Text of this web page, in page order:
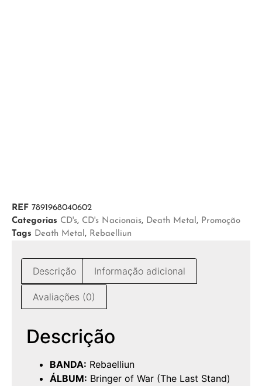
REF 7891968040602
Categorias CD's, CD's Nacionais, Death Metal, Promoção
Tags Death Metal, Rebaelliun
Descrição Informação adicional
Avaliações (0)
Descrição
BANDA: Rebaelliun
ÁLBUM: Bringer of War (The Last Stand)